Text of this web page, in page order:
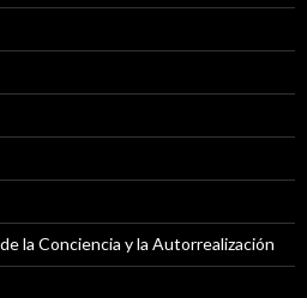
la Conciencia y la Autorrealización